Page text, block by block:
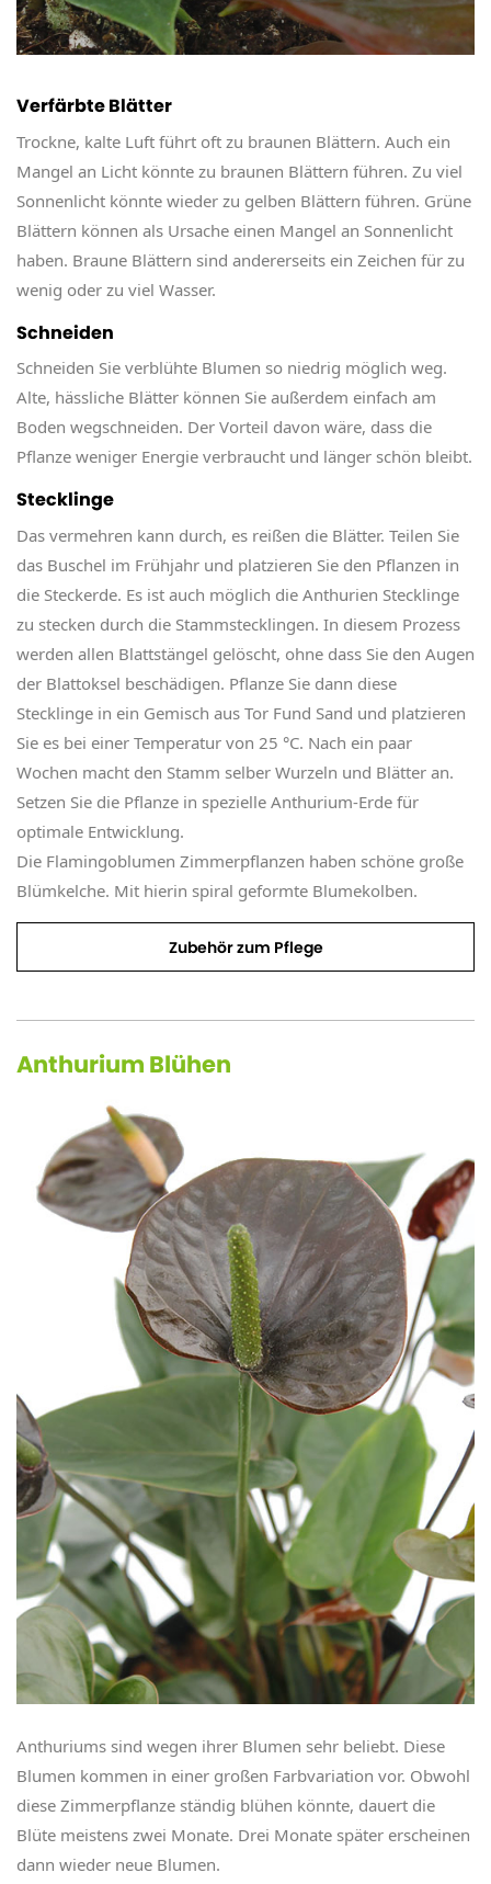
Verfärbte Blätter
Trockne, kalte Luft führt oft zu braunen Blättern. Auch ein
Mangel an Licht könnte zu braunen Blättern führen. Zu viel
Sonnenlicht könnte wieder zu gelben Blättern führen. Grüne
Blättern können als Ursache einen Mangel an Sonnenlicht
haben. Braune Blättern sind andererseits ein Zeichen für zu
wenig oder zu viel Wasser.
Schneiden
Schneiden Sie verblühte Blumen so niedrig möglich weg.
Alte, hässliche Blätter können Sie außerdem einfach am
Boden wegschneiden. Der Vorteil davon wäre, dass die
Pflanze weniger Energie verbraucht und länger schön bleibt.
Stecklinge
Das vermehren kann durch, es reißen die Blätter. Teilen Sie
das Buschel im Frühjahr und platzieren Sie den Pflanzen in
die Steckerde. Es ist auch möglich die Anthurien Stecklinge
zu stecken durch die Stammstecklingen. In diesem Prozess
werden allen Blattstängel gelöscht, ohne dass Sie den Augen
der Blattoksel beschädigen. Pflanze Sie dann diese
Stecklinge in ein Gemisch aus Tor Fund Sand und platzieren
Sie es bei einer Temperatur von 25 °C. Nach ein paar
Wochen macht den Stamm selber Wurzeln und Blätter an.
Setzen Sie die Pflanze in spezielle Anthurium-Erde für
optimale Entwicklung.
Die Flamingoblumen Zimmerpflanzen haben schöne große
Blümkelche. Mit hierin spiral geformte Blumekolben.
Zubehör zum Pflege
Anthurium Blühen
Anthuriums sind wegen ihrer Blumen sehr beliebt. Diese
Blumen kommen in einer großen Farbvariation vor. Obwohl
diese Zimmerpflanze ständig blühen könnte, dauert die
Blüte meistens zwei Monate. Drei Monate später erscheinen
dann wieder neue Blumen.